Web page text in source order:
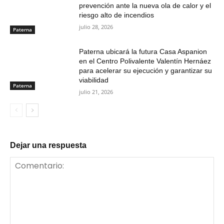
Paterna
prevención ante la nueva ola de calor y el
riesgo alto de incendios
julio 28, 2026
Paterna
Paterna ubicará la futura Casa Aspanion
en el Centro Polivalente Valentín Hernáez
para acelerar su ejecución y garantizar su
viabilidad
julio 21, 2026
Dejar una respuesta